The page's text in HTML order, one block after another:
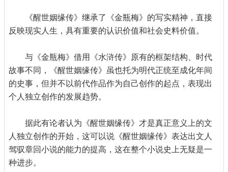
《醒世姻缘传》继承了《金瓶梅》的写实精神，直接
反映现实人生，具有重要的认识价值和社会史料价值。
与《金瓶梅》借用《水浒传》原有的框架结构、时代
故事不同，《醒世姻缘传》虽也托为明代正统至成化年间
的史事，但并不以前代作品作为自己创作的起点，表现出
个人独立创作的发展趋势。
据此有论者认为《醒世姻缘传》才是真正意义上的文
人独立创作的开始，这可以说《醒世姻缘传》表达出文人
驾驭章回小说的能力的提高，这在整个小说史上无疑是一
种进步。